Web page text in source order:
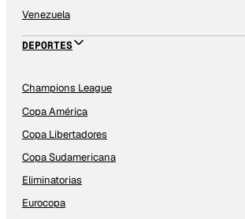
Venezuela
DEPORTES
Champions League
Copa América
Copa Libertadores
Copa Sudamericana
Eliminatorias
Eurocopa